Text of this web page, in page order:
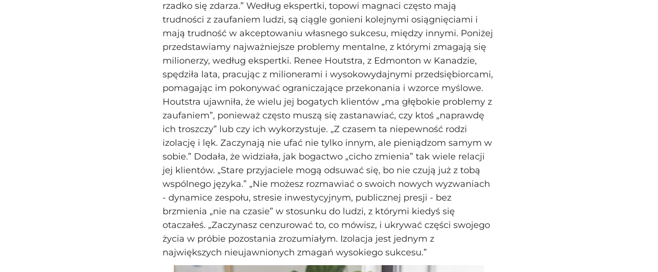
rzadko się zdarza.” Według ekspertki, topowi magnaci często mają
trudności z zaufaniem ludzi, są ciągle gonieni kolejnymi osiągnięciami i
mają trudność w akceptowaniu własnego sukcesu, między innymi. Poniżej
przedstawiamy najważniejsze problemy mentalne, z którymi zmagają się
milionerzy, według ekspertki. Renee Houtstra, z Edmonton w Kanadzie,
spędziła lata, pracując z milionerami i wysokowydajnymi przedsiębiorcami,
pomagając im pokonywać ograniczające przekonania i wzorce myślowe.
Houtstra ujawniła, że wielu jej bogatych klientów „ma głębokie problemy z
zaufaniem”, ponieważ często muszą się zastanawiać, czy ktoś „naprawdę
ich troszczy” lub czy ich wykorzystuje. „Z czasem ta niepewność rodzi
izolację i lęk. Zaczynają nie ufać nie tylko innym, ale pieniądzom samym w
sobie.” Dodała, że widziała, jak bogactwo „cicho zmienia” tak wiele relacji
jej klientów. „Stare przyjaciele mogą odsuwać się, bo nie czują już z tobą
wspólnego języka.” „Nie możesz rozmawiać o swoich nowych wyzwaniach
- dynamice zespołu, stresie inwestycyjnym, publicznej presji - bez
brzmienia „nie na czasie” w stosunku do ludzi, z którymi kiedyś się
otaczałeś. „Zaczynasz cenzurować to, co mówisz, i ukrywać części swojego
życia w próbie pozostania zrozumiałym. Izolacja jest jednym z
największych nieujawnionych zmagań wysokiego sukcesu.”